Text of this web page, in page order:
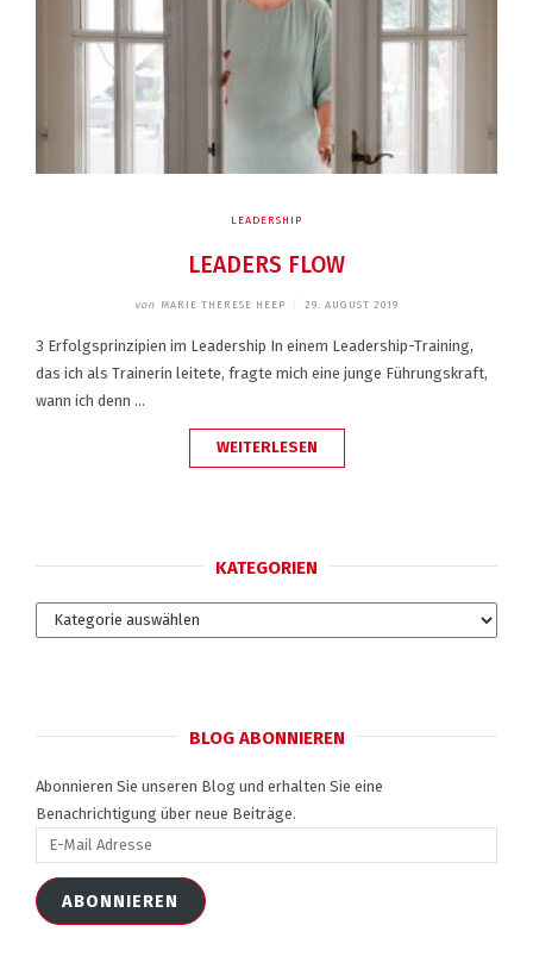
LEADERSHIP
LEADERS FLOW
von MARIE THERESE HEEP 29. AUGUST 2019
3 Erfolgsprinzipien im Leadership In einem Leadership-Training,
das ich als Trainerin leitete, fragte mich eine junge Führungskraft,
wann ich denn …
WEITERLESEN„LEADERS
KATEGORIEN
Kategorien
BLOG ABONNIEREN
Abonnieren Sie unseren Blog und erhalten Sie eine
Benachrichtigung über neue Beiträge.
Mail
AdresseABONNIEREN